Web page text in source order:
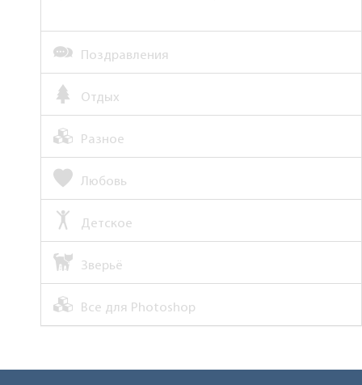
Поздравления
Отдых
Разное
Любовь
Детское
Зверьё
Все для Photoshop